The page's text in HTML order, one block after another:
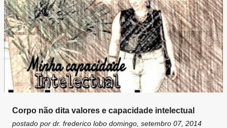
Corpo não dita valores e capacidade intelectual
postado por dr. frederico lobo domingo, setembro 07, 2014